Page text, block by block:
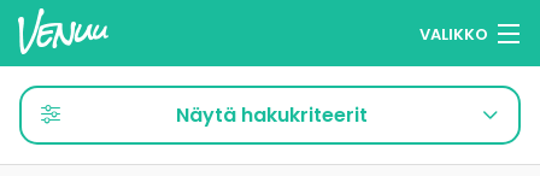
VALIKKO
Selaa tiloja
Muistilistasi
Näytä hakukriteerit